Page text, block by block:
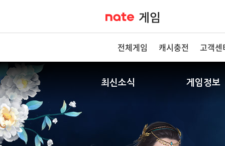
전체게임 캐시충전 고객센
최신소식 게임정보